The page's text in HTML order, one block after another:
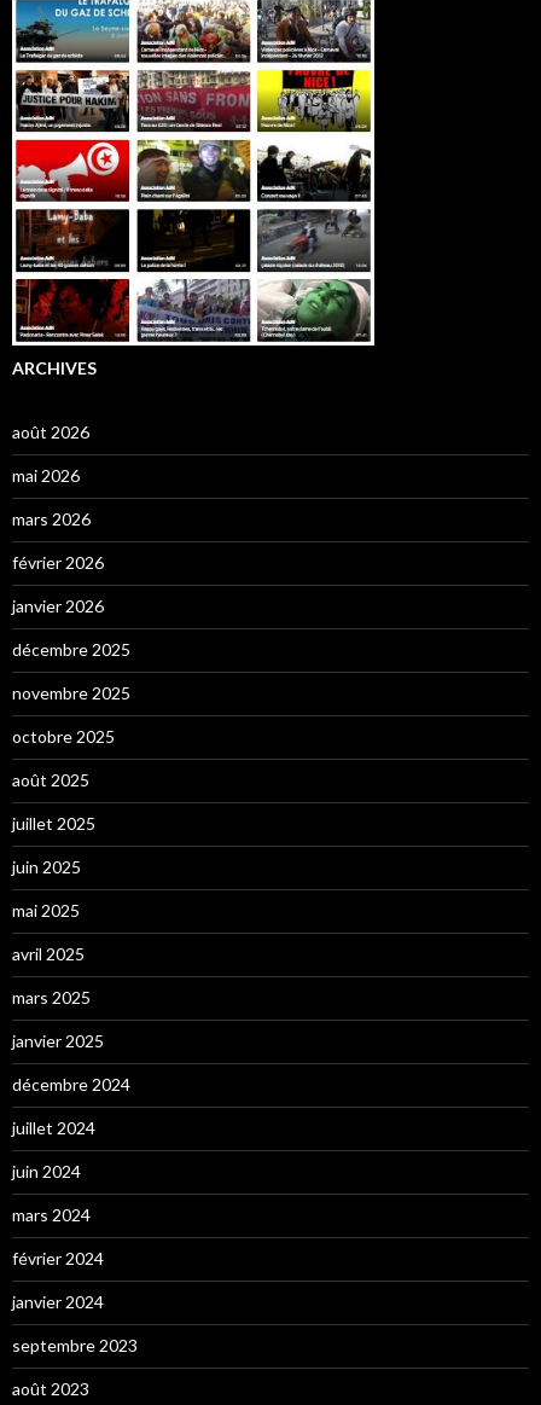
ARCHIVES
août 2026
mai 2026
mars 2026
février 2026
janvier 2026
décembre 2025
novembre 2025
octobre 2025
août 2025
juillet 2025
juin 2025
mai 2025
avril 2025
mars 2025
janvier 2025
décembre 2024
juillet 2024
juin 2024
mars 2024
février 2024
janvier 2024
septembre 2023
août 2023